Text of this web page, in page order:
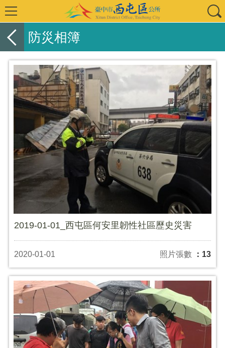
防災相簿
2019-01-01_西屯區何安里韌性社區歷史災害
2020-01-01 照片張數 ：13